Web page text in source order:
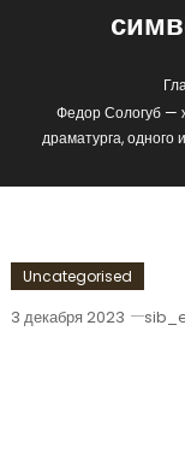
Федор Сологуб —
драматурга, одного
Uncategorised
3 декабря 2023